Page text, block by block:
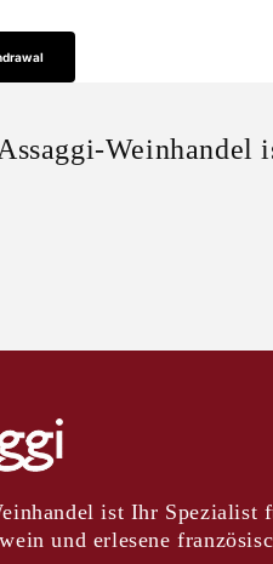
Assaggi-Weinhandel
ist Ihr Spezialist
und erlesene